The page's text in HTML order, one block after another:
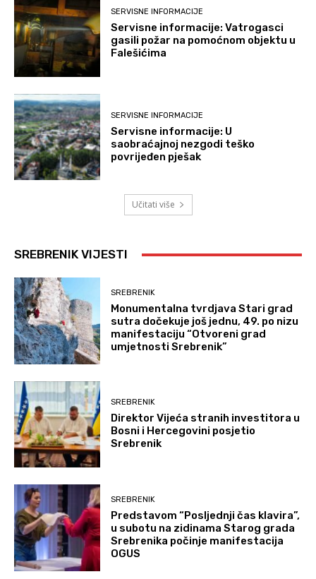
SERVISNE INFORMACIJE
Servisne informacije: Vatrogasci
gasili požar na pomoćnom objektu u
Falešićima
SERVISNE INFORMACIJE
Servisne informacije: U
saobraćajnoj nezgodi teško
povrijeđen pješak
Učitati više
SREBRENIK VIJESTI
SREBRENIK
Monumentalna tvrdjava Stari grad
sutra dočekuje još jednu, 49. po nizu
manifestaciju “Otvoreni grad
umjetnosti Srebrenik”
SREBRENIK
Direktor Vijeća stranih investitora u
Bosni i Hercegovini posjetio
Srebrenik
SREBRENIK
Predstavom “Posljednji čas klavira”,
u subotu na zidinama Starog grada
Srebrenika počinje manifestacija
OGUS